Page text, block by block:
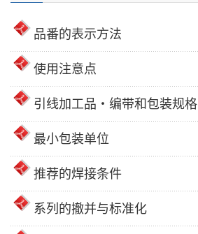
品番的表示方法
使用注意点
引线加工品・编带和包装规格
最小包装单位
推荐的焊接条件
系列的撤并与标准化